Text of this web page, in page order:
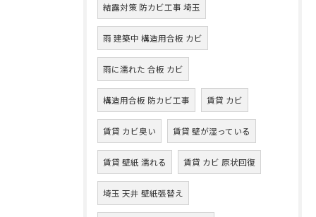
結露対策 防カビ工事 埼玉
雨 建築中 構造用合板 カビ
雨に濡れた 合板 カビ
構造用合板 防カビ工事 賃貸 カビ
賃貸 カビ臭い 賃貸 壁が湿っている
賃貸 壁紙 濡れる 賃貸 カビ 原状回復
埼玉 天井 壁紙張替え